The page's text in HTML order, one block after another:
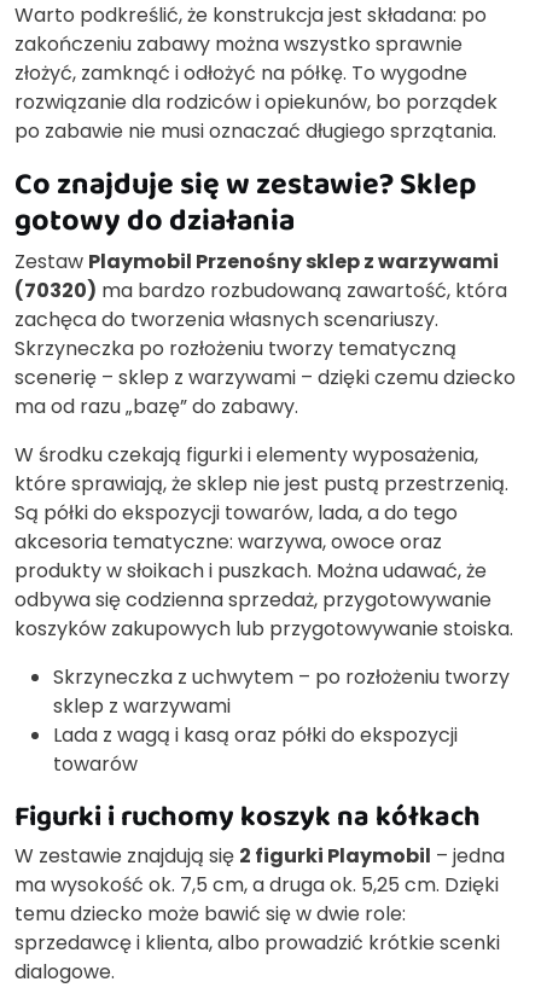
Warto podkreślić, że konstrukcja jest składana: po
zakończeniu zabawy można wszystko sprawnie
złożyć, zamknąć i odłożyć na półkę. To wygodne
rozwiązanie dla rodziców i opiekunów, bo porządek
po zabawie nie musi oznaczać długiego sprzątania.
Co znajduje się w zestawie? Sklep
gotowy do działania
Zestaw Playmobil Przenośny sklep z warzywami
(70320) ma bardzo rozbudowaną zawartość, która
zachęca do tworzenia własnych scenariuszy.
Skrzyneczka po rozłożeniu tworzy tematyczną
scenerię – sklep z warzywami – dzięki czemu dziecko
ma od razu „bazę” do zabawy.
W środku czekają figurki i elementy wyposażenia,
które sprawiają, że sklep nie jest pustą przestrzenią.
Są półki do ekspozycji towarów, lada, a do tego
akcesoria tematyczne: warzywa, owoce oraz
produkty w słoikach i puszkach. Można udawać, że
odbywa się codzienna sprzedaż, przygotowywanie
koszyków zakupowych lub przygotowywanie stoiska.
Skrzyneczka z uchwytem – po rozłożeniu tworzy
sklep z warzywami
Lada z wagą i kasą oraz półki do ekspozycji
towarów
Figurki i ruchomy koszyk na kółkach
W zestawie znajdują się 2 figurki Playmobil – jedna
ma wysokość ok. 7,5 cm, a druga ok. 5,25 cm. Dzięki
temu dziecko może bawić się w dwie role:
sprzedawcę i klienta, albo prowadzić krótkie scenki
dialogowe.